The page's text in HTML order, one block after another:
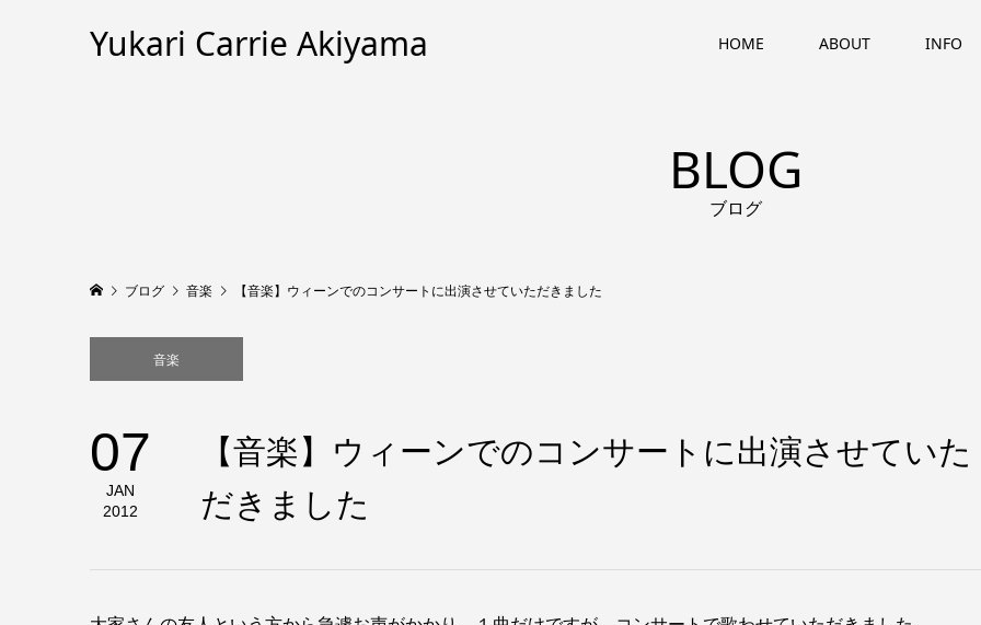
Yukari Carrie Akiyama HOME ABOUT INFO
BLOG
ブログ
ブログ 音楽 【音楽】ウィーンでのコンサートに出演させていただきました
音楽
07
JAN
2012
【音楽】ウィーンでのコンサートに出演させていた
だきました